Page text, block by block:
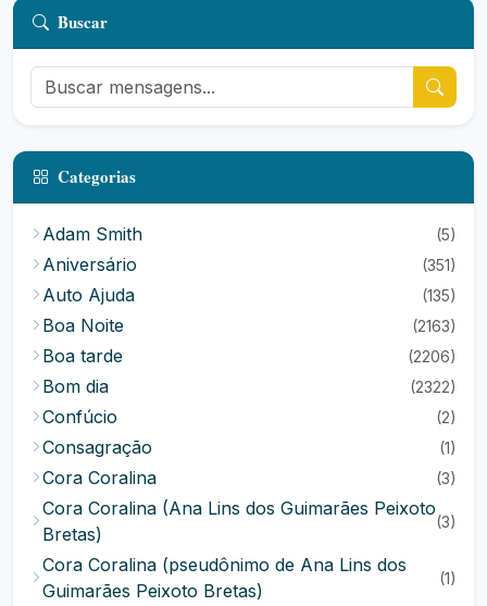
Buscar
Categorias
Adam Smith (5)
Aniversário (351)
Auto Ajuda (135)
Boa Noite (2163)
Boa tarde (2206)
Bom dia (2322)
Confúcio (2)
Consagração (1)
Cora Coralina (3)
Cora Coralina (Ana Lins dos Guimarães Peixoto
Bretas)
(3)
Cora Coralina (pseudônimo de Ana Lins dos
Guimarães Peixoto Bretas)
(1)